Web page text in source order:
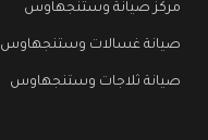
مركز صيانة وستنجهاوس
صيانة غسالات وستنجهاوس
صيانة ثلاجات وستنجهاوس